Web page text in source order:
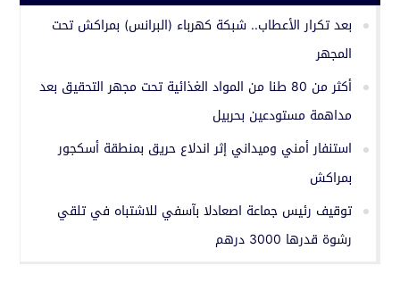
بعد تكرار الأعطاب.. شبكة كهرباء (البرانس) بمراكش تحت
المجهر
أكثر من 80 طنا من المواد الغذائية تحت مجهر التحقيق بعد
مداهمة مستودعين بحربيل
استنفار أمني وميداني إثر اندلاع حريق بمنطقة أسكجور
بمراكش
توقيف رئيس جماعة اصعادلا بآسفي للاشتباه في تلقي
رشوة قدرها 3000 درهم